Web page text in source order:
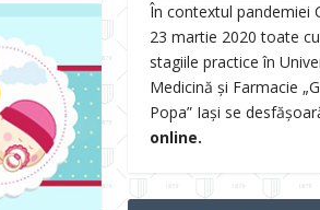
În contextul pandemiei
23 martie 2020 toate
stagiile practice în
Medicină și Farmacie
Popa” Iași se
online.